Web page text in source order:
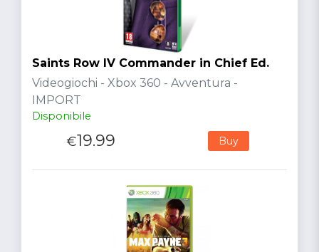
Saints Row IV Commander in Chief Ed.
Videogiochi - Xbox 360 - Avventura -
IMPORT
Disponibile
€19.99 Buy